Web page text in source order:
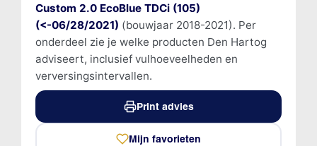
Custom 2.0 EcoBlue TDCi (105)
(<-06/28/2021) (bouwjaar 2018-2021). Per
onderdeel zie je welke producten Den Hartog
adviseert, inclusief vulhoeveelheden en
verversingsintervallen.
Print advies
Mijn favorieten